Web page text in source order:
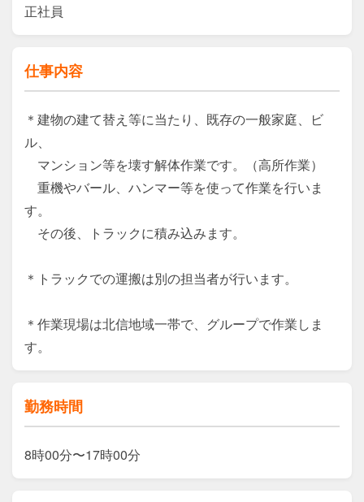
正社員
仕事内容
＊建物の建て替え等に当たり、既存の一般家庭、ビ
ル、
マンション等を壊す解体作業です。（高所作業）
重機やバール、ハンマー等を使って作業を行いま
す。
その後、トラックに積み込みます。
＊トラックでの運搬は別の担当者が行います。
＊作業現場は北信地域一帯で、グループで作業しま
す。
勤務時間
8時00分〜17時00分